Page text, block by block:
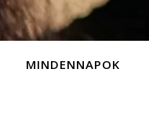
MINDENNAPOK